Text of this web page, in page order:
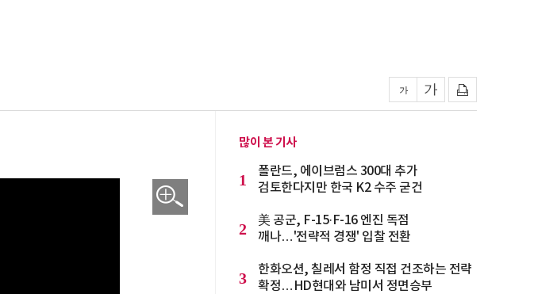
많이 본 기사
1
폴란드, 에이브럼스 300대 추가
검토한다지만 한국 K2 수주 굳건
2
美 공군, F-15·F-16 엔진 독점
깨나…'전략적 경쟁' 입찰 전환
3
한화오션, 칠레서 함정 직접 건조하는 전략
확정…HD현대와 남미서 정면승부